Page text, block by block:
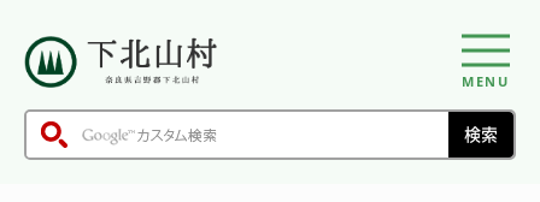
MENU